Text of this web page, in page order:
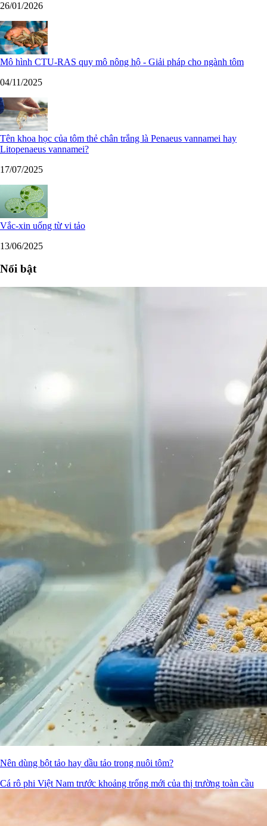
26/01/2026
Mô hình CTU-RAS quy mô nông hộ - Giải pháp cho ngành tôm
04/11/2025
Tên khoa học của tôm thẻ chân trắng là Penaeus vannamei hay
Litopenaeus vannamei?
17/07/2025
Vắc-xin uống từ vi tảo
13/06/2025
Nổi bật
Nên dùng bột tảo hay dầu tảo trong nuôi tôm?
Cá rô phi Việt Nam trước khoảng trống mới của thị trường toàn cầu